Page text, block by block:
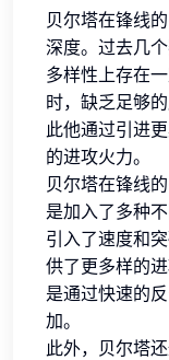
贝尔塔在锋线
深度。过去几
多样性上存在
时，缺乏足够
此他通过引进
的进攻火力。
贝尔塔在锋线
是加入了多种
引入了速度和
供了更多样的
是通过快速的
加。
此外，贝尔塔